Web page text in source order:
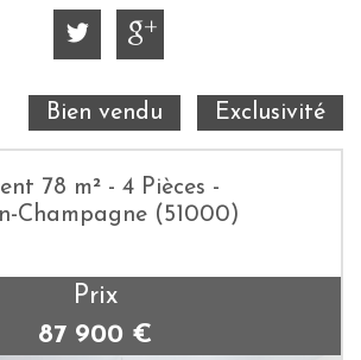
Bien vendu Exclusivité
78 m² - 4 Pièces -
Champagne (51000)
Prix
87 900 €